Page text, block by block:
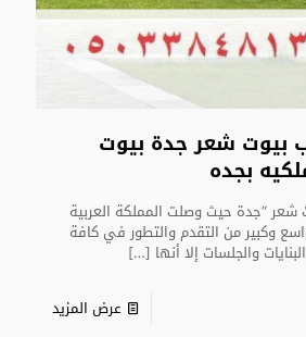
بيوت شعر جدة بيوت
بجده
شعر “جدة حيث وصلت المملكة العربية
وكبير من التقدم والتطور في كافة
والجلسات إلا أنها […]
عرض المزيد